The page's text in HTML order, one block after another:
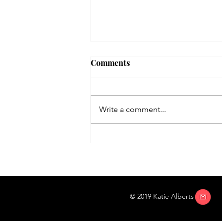
оккупантов.
Comments
Write a comment...
© 2019 Katie Alberts